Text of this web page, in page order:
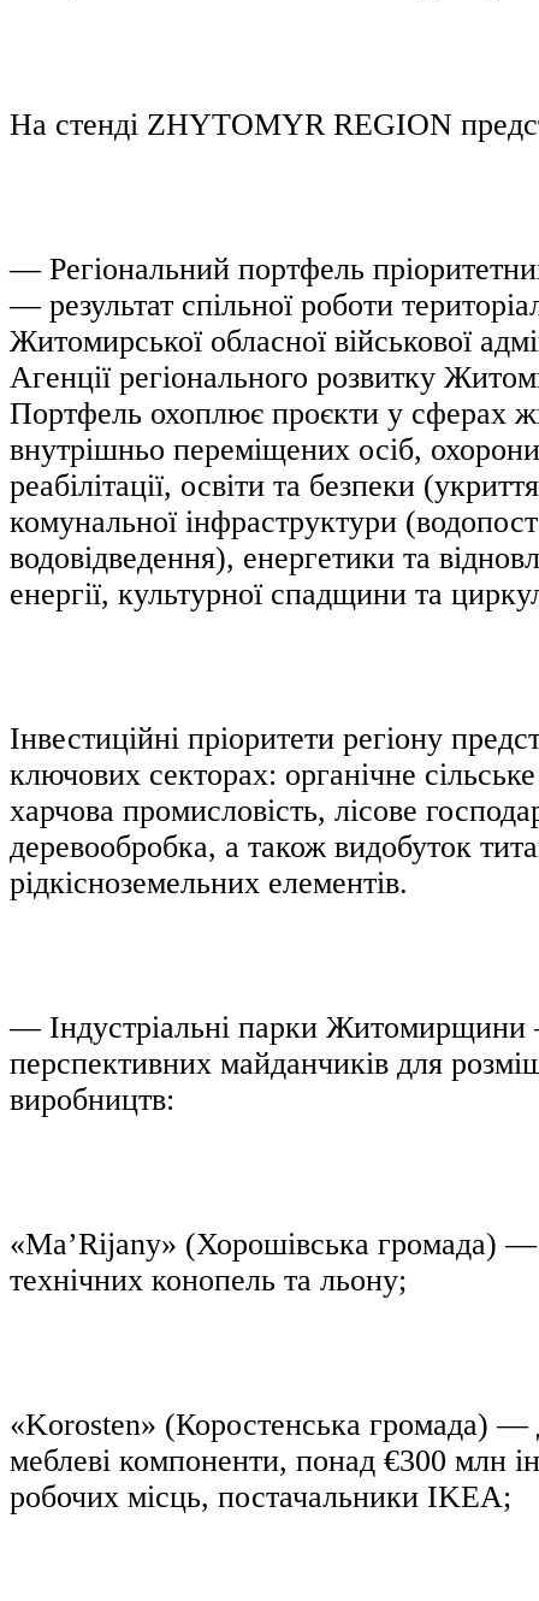
На стенді ZHYTOMYR REGION
— Регіональний портфель
— результат спільної роботи
Житомирської обласної військової
Агенції регіонального розвитку
Портфель охоплює проєкти у сферах
внутрішньо переміщених осіб,
реабілітації, освіти та безпеки
комунальної інфраструктури
водовідведення), енергетики та
енергії, культурної спадщини та
Інвестиційні пріоритети регіону
ключових секторах: органічне
харчова промисловість, лісове
деревообробка, а також видобуток
рідкісноземельних елементів.
— Індустріальні парки
перспективних майданчиків для
виробництв:
«Ma’Rijany» (Хорошівська громада)
технічних конопель та льону;
«Korosten» (Коростенська громада) —
меблеві компоненти, понад €300 млн
робочих місць, постачальники IKEA;